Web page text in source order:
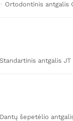
· Ortodontinis antgalis
Standartinis antgalis
Dantų šepetėlio